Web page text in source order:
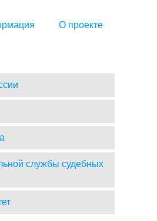
О проекте
службы судебных